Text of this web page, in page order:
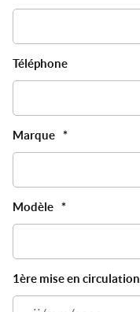
Téléphone
Marque *
Modèle *
1ère mise en circulation